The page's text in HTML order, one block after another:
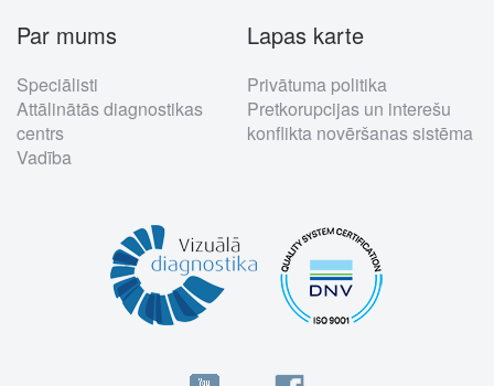
Par mums
Speciālisti
Attālinātās diagnostikas
centrs
Vadība
Lapas karte
Privātuma politika
Pretkorupcijas un interešu
konflikta novēršanas sistēma